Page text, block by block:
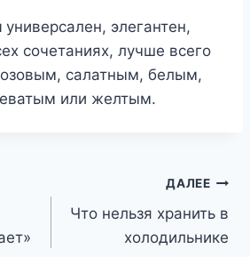
универсален, элегантен,
сочетаниях, лучше всего
салатным, белым,
или желтым.
ДАЛЕЕ
Что нельзя хранить в
холодильнике